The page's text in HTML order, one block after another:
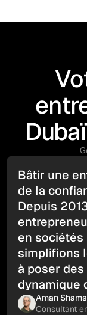
Bâtir une
de la
Depuis
en sociétés
simplifions
à poser
dynamique
Aman Shams
Consultant